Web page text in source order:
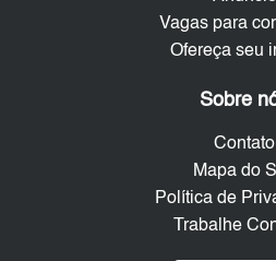
Vagas para
Ofereça seu
Sobre
Contato
Mapa do
Política de
Trabalhe